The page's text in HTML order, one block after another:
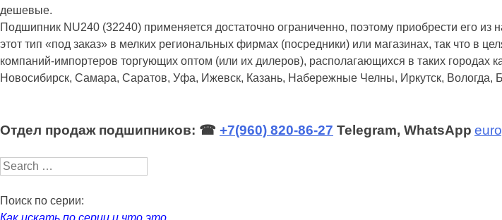
дешевые.
Подшипник NU240 (32240) применяется достаточно ограниченно, поэтому приобрести его
этот тип «под заказ» в мелких региональных фирмах (посредники) или магазинах, так что в
компаний-импортеров торгующих оптом (или их дилеров), располагающихся в таких городах
Новосибирск, Самара, Саратов, Уфа, Ижевск, Казань, Набережные Челны, Иркутск, Вологда,
Отдел продаж подшипников: ☎ +7(960) 820-86-27 Telegram, WhatsApp
Search
Поиск по серии:
Как искать по серии и что это